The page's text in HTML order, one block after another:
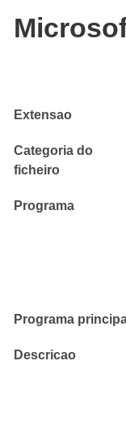
Extensao
Categoria do
ficheiro
Programa
Programa
Descricao